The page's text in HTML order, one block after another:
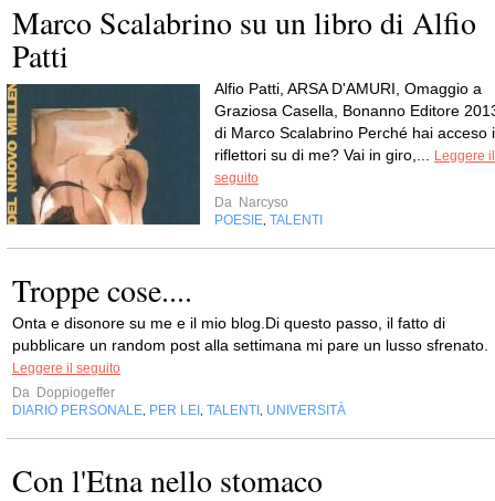
Marco Scalabrino su un libro di Alfio
Patti
Alfio Patti, ARSA D'AMURI, Omaggio a
Graziosa Casella, Bonanno Editore
di Marco Scalabrino Perché hai acceso i
riflettori su di me? Vai in giro,...
Leggere il
seguito
Da Narcyso
POESIE TALENTI
Troppe cose....
Onta e disonore su me e il mio blog.Di questo passo, il fatto di
pubblicare un random post alla settimana mi pare un lusso sfrenato.
Leggere il seguito
Da Doppiogeffer
DIARIO PERSONALE PER LEI TALENTI UNIVERSITÀ
Con l'Etna nello stomaco